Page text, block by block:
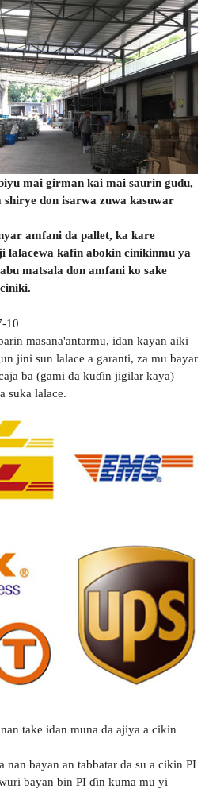
mai girman kai mai saurin gudu,
don isarwa zuwa kasuwar
amfani da pallet, ka kare
lalacewa kafin abokin cinikinmu ya
matsala don amfani ko sake
10
masana'antarmu, idan kayan aiki
jini sun lalace a garanti, za mu bayar
ba (gami da kuɗin jigilar kaya)
suka lalace.
take idan muna da ajiya a cikin
nan bayan an tabbatar da su a cikin PI
bayan bin PI ɗin kuma mu yi